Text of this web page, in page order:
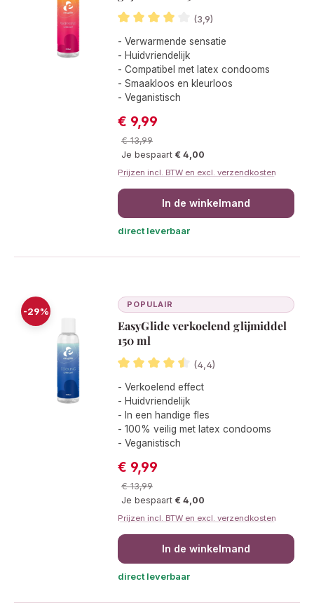
(3,9)
Gemiddelde waardering van 3.9 van
- Verwarmende sensatie
- Huidvriendelijk
- Compatibel met latex condooms
- Smaakloos en kleurloos
- Veganistisch
Verkoopprijs:
€ 9,99
Normale prijs:
€ 13,99
Je bespaart € 4,00
Prijzen incl. BTW en excl. verzendkosten
In de winkelmand
direct leverbaar
-29%
POPULAIR
EasyGlide verkoelend glijmiddel
150 ml
(4,4)
Gemiddelde waardering van 4.4
- Verkoelend effect
- Huidvriendelijk
- In een handige fles
- 100% veilig met latex condooms
- Veganistisch
Verkoopprijs:
€ 9,99
Normale prijs:
€ 13,99
Je bespaart € 4,00
Prijzen incl. BTW en excl. verzendkosten
In de winkelmand
direct leverbaar